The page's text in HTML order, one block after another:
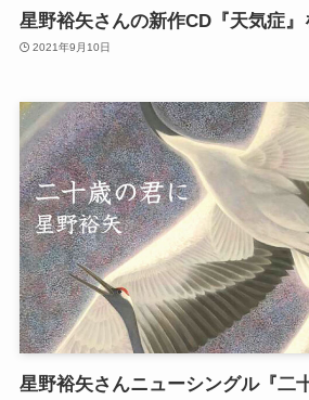
星野裕矢さんの新作CD『天気症
2021年9月10日
星野裕矢さんニューシングル『二